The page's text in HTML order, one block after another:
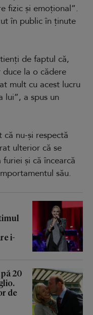
fizic și emoțional”.
în public în ținute
de faptul că,
la o cădere
mult cu acest lucru
lui”, a spus un
că nu-și respectă
ulterior că se
și că încearcă
său.
i-
20
de